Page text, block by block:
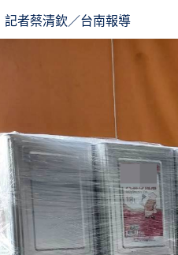
｜記者蔡清欽／台南報導